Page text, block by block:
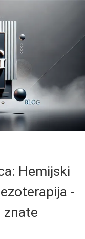
Hemijski
-
znate